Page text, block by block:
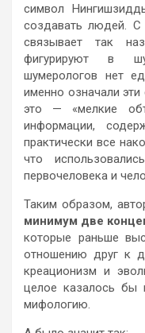
символ
создавать людей.
связывает так
фигурируют в
шумерологов нет
именно означали
это — «мелкие
информации,
практически все
что
первочеловека и
Таким образом,
минимум две
которые раньше
отношению друг к
креационизм и
целое казалось бы
мифологию.